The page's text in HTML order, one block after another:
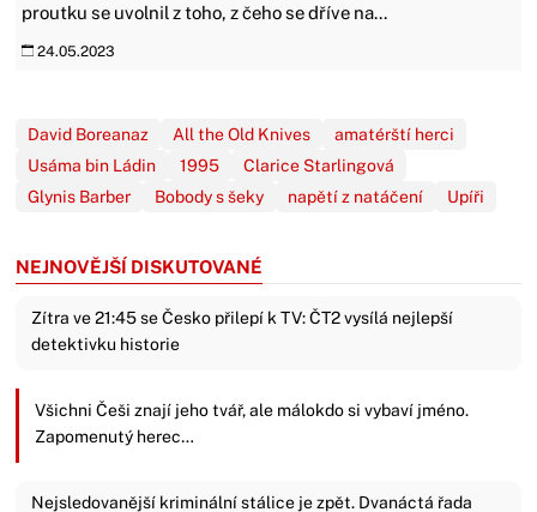
proutku se uvolnil z toho, z čeho se dříve na...
24.05.2023
David Boreanaz All the Old Knives
amatérští herci
Usáma bin Ládin
1995
Clarice Starlingová
Glynis Barber
Bobody s šeky napětí z natáčení Upíři
NEJNOVĚJŠÍ DISKUTOVANÉ
Zítra ve 21:45 se Česko přilepí k TV: ČT2 vysílá nejlepší
detektivku historie
Všichni Češi znají jeho tvář, ale málokdo si vybaví jméno.
Zapomenutý herec…
Nejsledovanější kriminální stálice je zpět. Dvanáctá řada